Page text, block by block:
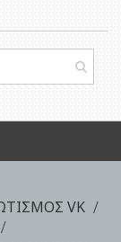
VK